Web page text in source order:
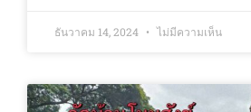
ธันวาคม 14, 2024 ไม่มีความเห็น